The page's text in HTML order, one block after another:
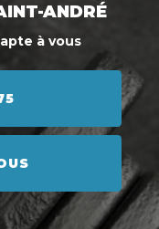
ANDRÉ
à vous